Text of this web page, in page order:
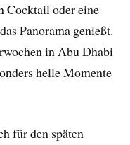
Cocktail oder eine
Panorama genießt.
in Abu Dhabi
helle Momente
für den späten